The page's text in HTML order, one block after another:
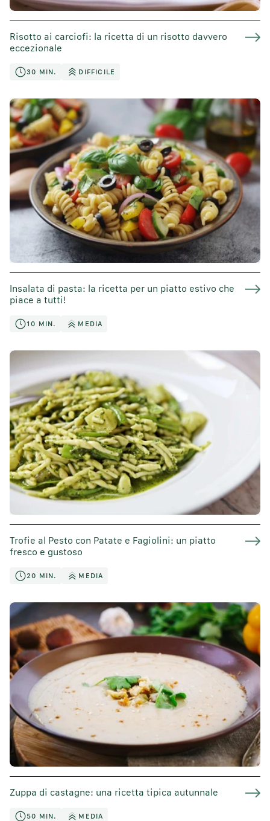
Risotto ai carciofi: la ricetta di un risotto davvero
eccezionale
30 MIN. DIFFICILE
Insalata di pasta: la ricetta per un piatto estivo che
piace a tutti!
10 MIN. MEDIA
Trofie al Pesto con Patate e Fagiolini: un piatto
fresco e gustoso
20 MIN. MEDIA
Zuppa di castagne: una ricetta tipica autunnale
50 MIN. MEDIA